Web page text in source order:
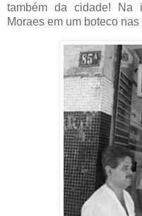
também da cidade! Na
Moraes em um boteco